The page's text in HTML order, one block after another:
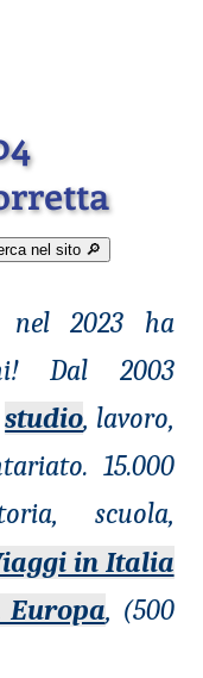
nel sito 🔎︎
2023 ha
Dal 2003
studio, lavoro,
15.000
scuola,
in Italia
Europa, (500